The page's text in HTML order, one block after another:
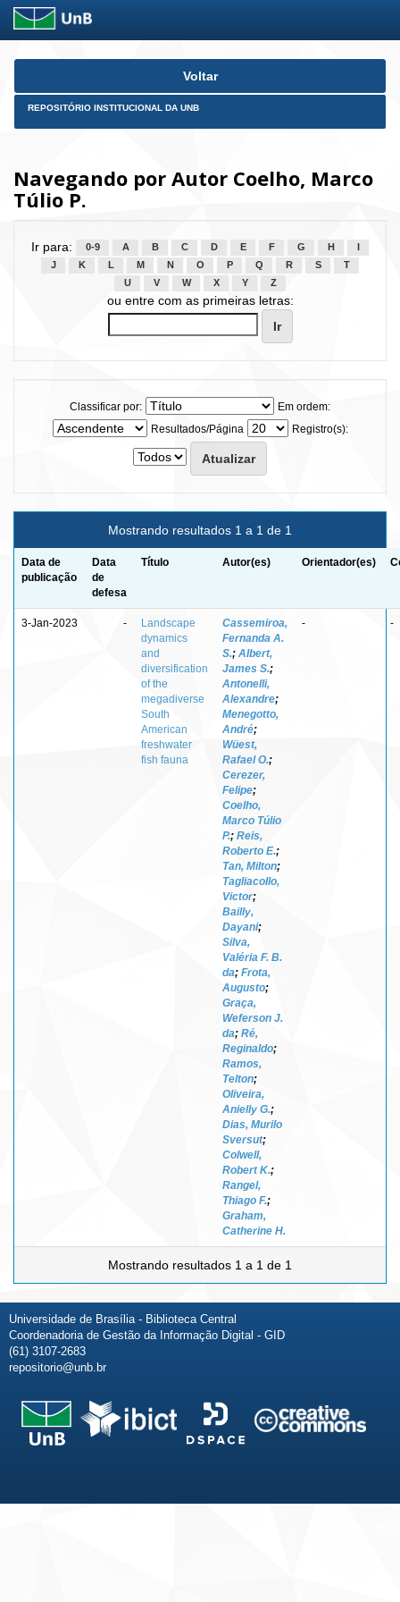
Skip
Voltar
REPOSITÓRIO INSTITUCIONAL DA UNB
Navegando por Autor Coelho, Marco
Túlio P.
Ir para: 0-9 A B C D E F G H
J
K L M N O P Q R S
T
U
V W X Y Z
ou entre com as primeiras letras:
Classificar por:
Em ordem:
Resultados/Página
Registro(s):
Mostrando resultados 1 a 1 de 1
Data de
publicação
Data
de
defesa
Título Autor(es) Orientador(es)
3-Jan-2023 -
Landscape
dynamics
and
diversification
of the
megadiverse
South
American
freshwater
fish fauna
Cassemiroa,
Fernanda A.
S.; Albert,
James S.;
Antonelli,
Alexandre;
Menegotto,
André;
Wüest,
Rafael O.;
Cerezer,
Felipe;
Coelho,
Marco Túlio
P.; Reis,
Roberto E.;
Tan, Milton;
Tagliacollo,
Victor;
Bailly,
Dayani;
Silva,
Valéria F. B.
da; Frota,
Augusto;
Graça,
Weferson J.
da; Ré,
Reginaldo;
Ramos,
Telton;
Oliveira,
Anielly G.;
Dias, Murilo
Sversut;
Colwell,
Robert K.;
Rangel,
Thiago F.;
Graham,
Catherine H.
- -
Mostrando resultados 1 a 1 de 1
Universidade de Brasília - Biblioteca Central
Coordenadoria de Gestão da Informação Digital - GID
(61) 3107-2683
repositorio@unb.br